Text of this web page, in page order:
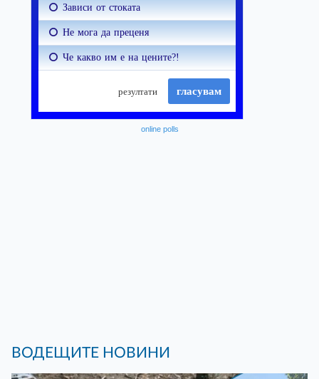
online polls
ВОДЕЩИТЕ НОВИНИ